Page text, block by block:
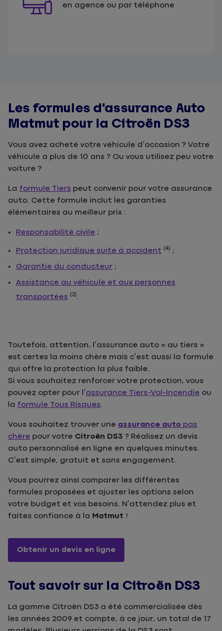
en agence ou par téléphone
Les formules d'assurance Auto
Matmut pour la Citroën DS3
Vous avez acheté votre véhicule d’occasion ? Votre
véhicule a plus de 10 ans ? Ou vous utilisez peu votre
voiture ?
La formule Tiers peut convenir pour votre assurance
auto. Cette formule inclut les garanties
élémentaires au meilleur prix :
Responsabilité civile ;
Protection juridique suite à accident (4) ;
Garantie du conducteur ;
Assistance au véhicule et aux personnes
transportées (2).
Toutefois, attention, l’assurance auto « au tiers »
est certes la moins chère mais c’est aussi la formule
qui offre la protection la plus faible.
Si vous souhaitez renforcer votre protection, vous
pouvez opter pour l’assurance Tiers-Vol-Incendie ou
la formule Tous Risques.
Vous souhaitez trouver une assurance auto pas
chère pour votre Citroën DS3 ? Réalisez un devis
auto personnalisé en ligne en quelques minutes.
C’est simple, gratuit et sans engagement.
Vous pourrez ainsi comparer les différentes
formules proposées et ajuster les options selon
votre budget et vos besoins. N’attendez plus et
faites confiance à la Matmut !
Obtenir un devis en ligne
Tout savoir sur la Citroën DS3
La gamme Citroën DS3 a été commercialisée dès
les années 2009 et compte, à ce jour, un total de 17